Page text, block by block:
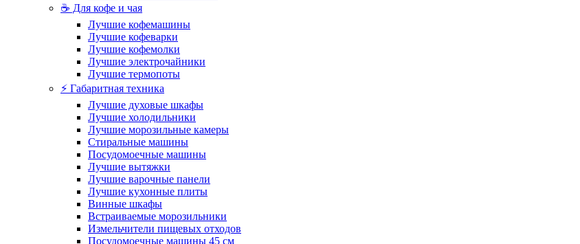
☕ Для кофе и чая
Лучшие кофемашины
Лучшие кофеварки
Лучшие кофемолки
Лучшие электрочайники
Лучшие термопоты
⚡ Габаритная техника
Лучшие духовые шкафы
Лучшие холодильники
Лучшие морозильные камеры
Стиральные машины
Посудомоечные машины
Лучшие вытяжки
Лучшие варочные панели
Лучшие кухонные плиты
Винные шкафы
Встраиваемые морозильники
Измельчители пищевых отходов
Посудомоечные машины 45 см